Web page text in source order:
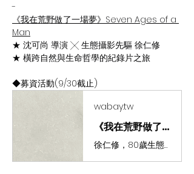
-
《我在荒野做了一場夢》Seven Ages of a
Man
★ 沈可尚 導演 ╳ 生態攝影先驅 徐仁修
★ 橫跨自然與生命哲學的紀錄片之旅
◆募資活動(9/30截止)
wabay.tw
《我在荒野做了一場夢》紀錄片前進校園計畫 | WaBay 挖貝 | 台灣最值得信賴的群眾集資 / 群眾募資平台
徐仁修，80歲生態攝影師，走遍世界雨林捕捉自然之美；沈可尚，首度以自然為題拍攝紀錄片，共同記錄最後一次深入山林的身影，引領觀眾反思人與自然、人與自己之間的失聯。邀你一同守護地球最古老的生命樂章。